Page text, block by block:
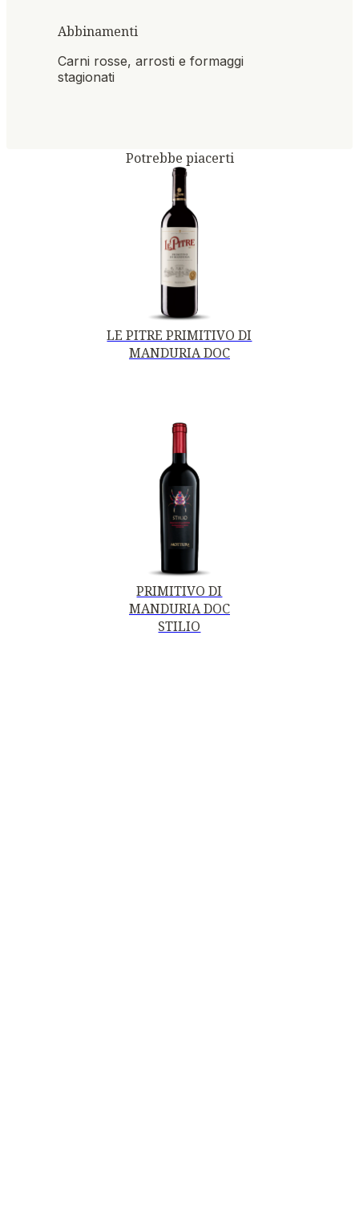
Abbinamenti
Carni rosse, arrosti e formaggi
stagionati
Potrebbe piacerti
LE PITRE PRIMITIVO DI
MANDURIA DOC
PRIMITIVO DI
MANDURIA DOC
STILIO